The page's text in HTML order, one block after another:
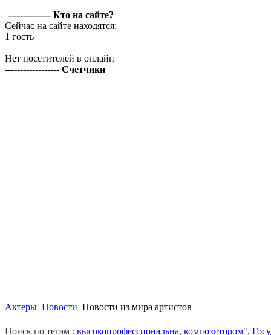
-------------- Кто на сайте?
Сейчас на сайте находятся:
1 гость
Нет посетителей в онлайн
------------------ Счетчики
Актеры Новости Новости из мира артистов
Поиск по тегам : высокопрофессиональна, композитором",